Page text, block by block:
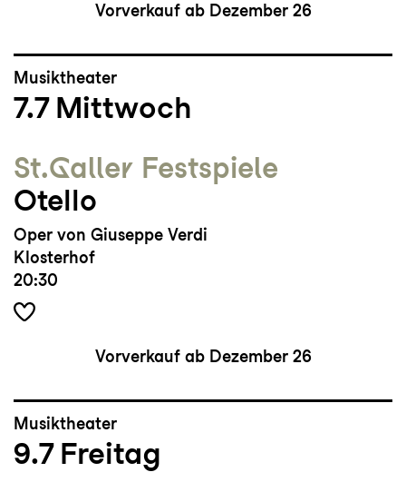
Vorverkauf ab Dezember 26
Musiktheater
7.7 Mittwoch
St.Galler Festspiele
Otello
Oper von Giuseppe Verdi
Klosterhof
20:30
Vorverkauf ab Dezember 26
Musiktheater
9.7 Freitag